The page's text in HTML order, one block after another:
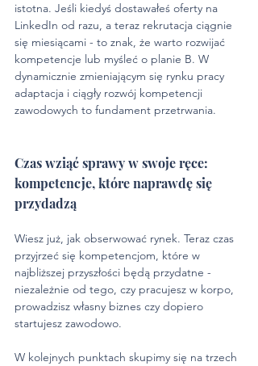
istotna. Jeśli kiedyś dostawałeś oferty na
LinkedIn od razu, a teraz rekrutacja ciągnie
się miesiącami - to znak, że warto rozwijać
kompetencje lub myśleć o planie B. W
dynamicznie zmieniającym się rynku pracy
adaptacja i ciągły rozwój kompetencji
zawodowych to fundament przetrwania.
Czas wziąć sprawy w swoje ręce:
kompetencje, które naprawdę się
przydadzą
Wiesz już, jak obserwować rynek. Teraz czas
przyjrzeć się kompetencjom, które w
najbliższej przyszłości będą przydatne -
niezależnie od tego, czy pracujesz w korpo,
prowadzisz własny biznes czy dopiero
startujesz zawodowo.
W kolejnych punktach skupimy się na trzech